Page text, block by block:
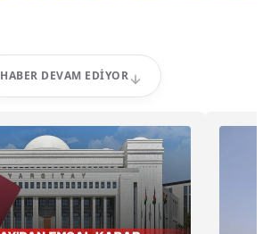
HABER DEVAM EDIYOR